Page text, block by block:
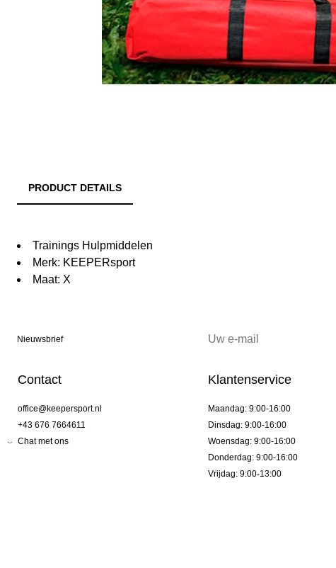
PRODUCT DETAILS
Trainings Hulpmiddelen
Merk: KEEPERsport
Maat: X
Nieuwsbrief
Contact
office@keepersport.nl
+43 676 7664611
Chat met ons
Klantenservice
Maandag: 9:00-16:00
Dinsdag: 9:00-16:00
Woensdag: 9:00-16:00
Donderdag: 9:00-16:00
Vrijdag: 9:00-13:00